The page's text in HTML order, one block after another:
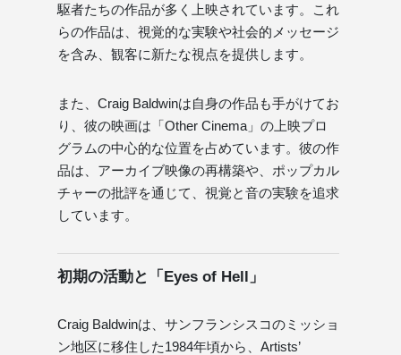
駆者たちの作品が多く上映されています。これ
らの作品は、視覚的な実験や社会的メッセージ
を含み、観客に新たな視点を提供します。
また、Craig Baldwinは自身の作品も手がけてお
り、彼の映画は「Other Cinema」の上映プロ
グラムの中心的な位置を占めています。彼の作
品は、アーカイブ映像の再構築や、ポップカル
チャーの批評を通じて、視覚と音の実験を追求
しています。
初期の活動と「Eyes of Hell」
Craig Baldwinは、サンフランシスコのミッショ
ン地区に移住した1984年頃から、Artists’